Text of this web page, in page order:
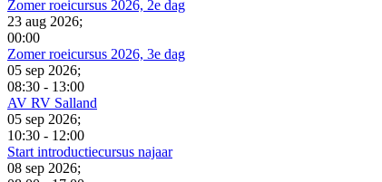
Zomer roeicursus 2026, 2e dag
23 aug 2026;
00:00
Zomer roeicursus 2026, 3e dag
05 sep 2026;
08:30 - 13:00
AV RV Salland
05 sep 2026;
10:30 - 12:00
Start introductiecursus najaar
08 sep 2026;